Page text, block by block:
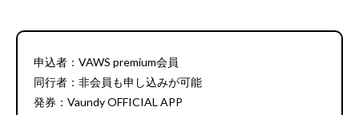
申込者：VAWS premium会員
同行者：非会員も申し込みが可能
発券：Vaundy OFFICIAL APP